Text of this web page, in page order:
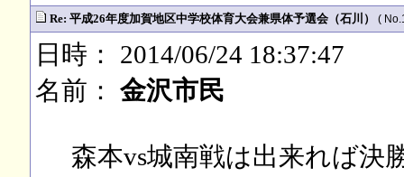
Re: 平成26年度加賀地区中学校体育大会兼県体予選会（石川） (
日時： 2014/06/24 18:37:47
名前： 金沢市民
森本vs城南戦は出来れば決